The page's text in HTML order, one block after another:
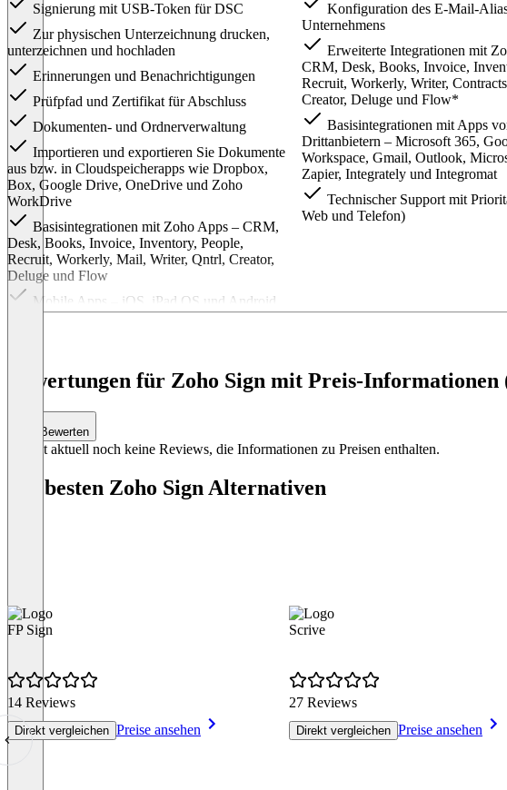
Signierung mit USB-Token für DSC
Zur physischen Unterzeichnung drucken,
unterzeichnen und hochladen
Erinnerungen und Benachrichtigungen
Prüfpfad und Zertifikat für Abschluss
Dokumenten- und Ordnerverwaltung
Importieren und exportieren Sie Dokumente
aus bzw. in Cloudspeicherapps wie Dropbox,
Box, Google Drive, OneDrive und Zoho
WorkDrive
Basisintegrationen mit Zoho Apps – CRM,
Desk, Books, Invoice, Inventory, People,
Recruit, Workerly, Mail, Writer, Qntrl, Creator,
Deluge und Flow
Mobile Apps – iOS, iPad OS und Android
Konfiguration des E-Mail-
Unternehmens
Erweiterte Integrationen mit
CRM, Desk, Books, Invoice,
Recruit, Workerly, Writer,
Creator, Deluge und Flow*
Basisintegrationen mit Apps
Drittanbietern – Microsoft 365,
Workspace, Gmail, Outlook,
Zapier, Integrately und Integromat
Technischer Support mit
Web und Telefon)
Bewertungen für Zoho Sign mit Preis-Informationen
Bewerten
Es gibt aktuell noch keine Reviews, die Informationen zu Preisen enthalten.
Die besten Zoho Sign Alternativen
FP Sign
14 Reviews
Direkt vergleichen Preise ansehen
Scrive
27 Reviews
Direkt vergleichen Preise ansehen